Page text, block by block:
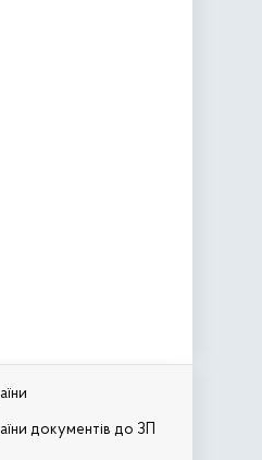
документів до ЗП